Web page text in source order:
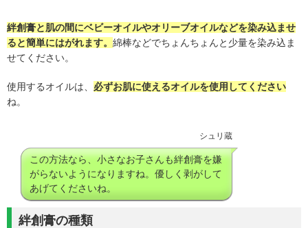
絆創膏と肌の間にベビーオイルやオリーブオイルなどを染み込ませ
ると簡単にはがれます。 綿棒などでちょんちょんと少量を染み込ま
せてください。
使用するオイルは、 必ずお肌に使えるオイルを使用してください
ね。
シュリ蔵
この方法なら、小さなお子さんも絆創膏を嫌
がらないようになりますね。優しく剥がして
あげてくださいね。
絆創膏の種類